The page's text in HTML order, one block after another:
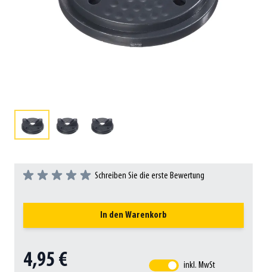
Schreiben Sie die erste Bewertung
In den Warenkorb
4,95 € inkl. MwSt